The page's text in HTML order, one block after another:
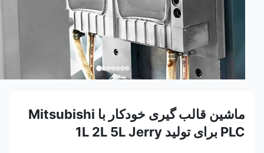
ماشین قالب گیری خودکار با Mitsubishi
PLC برای تولید 1L 2L 5L Jerry